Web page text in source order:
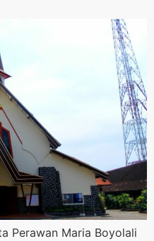
Perawan Maria Boyolali